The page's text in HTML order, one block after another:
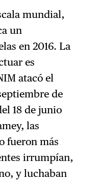
mundial,
un
en 2016. La
es
atacó el
de
18 de junio
las
fueron más
irrumpían,
y luchaban